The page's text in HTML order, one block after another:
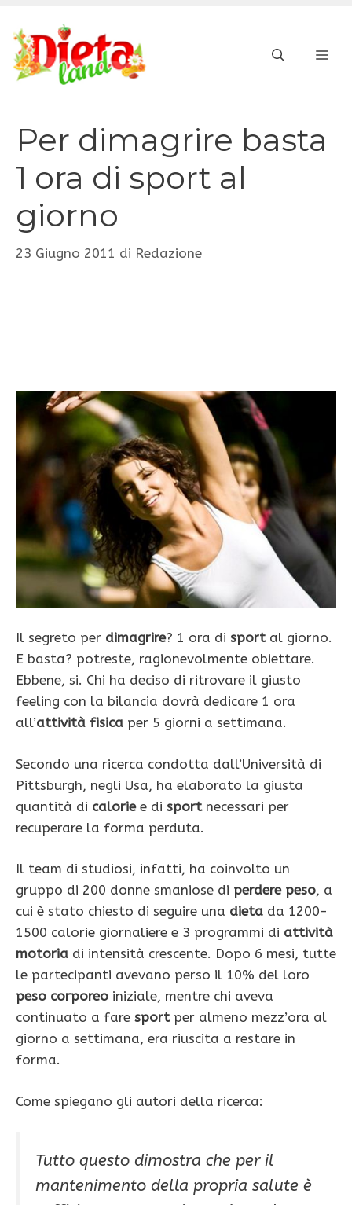
contenuto
Per dimagrire basta
1 ora di sport al
giorno
23 Giugno 2011 di Redazione
Il segreto per dimagrire? 1 ora di sportal giorno.
E basta? potreste, ragionevolmente obiettare.
Ebbene, si. Chi ha deciso di ritrovare il giusto
feeling con la bilancia dovrà dedicare 1 ora
all’attività fisica per 5 giorni a settimana.
Secondo una ricerca condotta dall’Università di
Pittsburgh, negli Usa, ha elaborato la giusta
quantità di caloriee di sportnecessari per
recuperare la forma perduta.
Il team di studiosi, infatti, ha coinvolto un
gruppo di 200 donne smaniose di perdere peso, a
cui è stato chiesto di seguire una dieta da 1200-
1500 calorie giornaliere e 3 programmi di attività
motoria di intensità crescente. Dopo 6 mesi, tutte
le partecipanti avevano perso il 10% del loro
peso corporeo iniziale, mentre chi aveva
continuato a fare sportper almeno mezz’ora al
giorno a settimana, era riuscita a restare in
forma.
Come spiegano gli autori della ricerca:
Tutto questo dimostra che per il
mantenimento della propria salute è